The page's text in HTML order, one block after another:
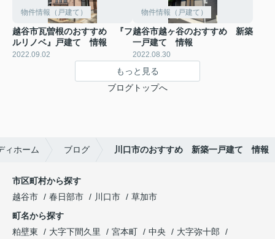
物件情報（戸建て）
越谷市瓦曽根のおすすめ 『フ
ルリノベ』戸建て 情報
2022.09.02
物件情報（戸建て）
越谷市越ヶ谷のおすすめ 新築
一戸建て 情報
2022.08.30
もっと見る
ブログトップへ
ィホーム ブログ 川口市のおすすめ 新築一戸建て 情報
市区町村から探す
越谷市
春日部市 川口市
草加市
町名から探す
粕壁東
大字下間久里 宮本町 中央
大字弥十郎